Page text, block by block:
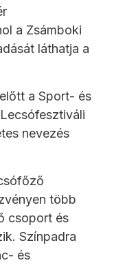
a Zsámboki
láthatja a
a Sport- és
nevezés
több
csoport és
Színpadra
és